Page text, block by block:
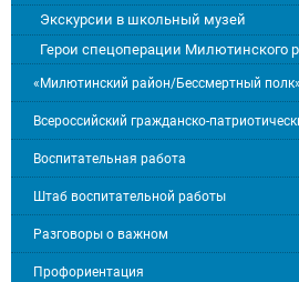
Экскурсии в школьный музей
Герои спецоперации Милютинского
«Милютинский район/Бессмертный полк»
Всероссийский гражданско-
Воспитательная работа
Штаб воспитательной работы
Разговоры о важном
Профориентация